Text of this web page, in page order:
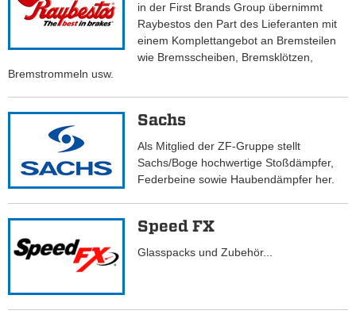
in der First Brands Group übernimmt
Raybestos den Part des Lieferanten mit
einem Komplettangebot an Bremsteilen
wie Bremsscheiben, Bremsklötzen,
Bremstrommeln usw.
Sachs
Als Mitglied der ZF-Gruppe stellt
Sachs/Boge hochwertige Stoßdämpfer,
Federbeine sowie Haubendämpfer her.
Speed FX
Glasspacks und Zubehör...